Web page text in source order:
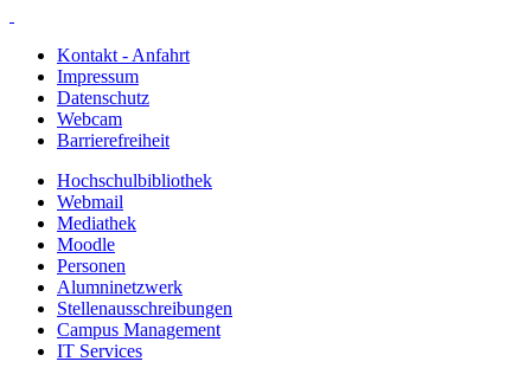
Kontakt - Anfahrt
Impressum
Datenschutz
Webcam
Barrierefreiheit
Hochschulbibliothek
Webmail
Mediathek
Moodle
Personen
Alumninetzwerk
Stellenausschreibungen
Campus Management
IT Services